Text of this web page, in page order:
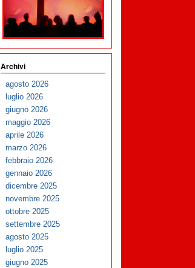
Archivi
agosto 2026
luglio 2026
giugno 2026
maggio 2026
aprile 2026
marzo 2026
febbraio 2026
gennaio 2026
dicembre 2025
novembre 2025
ottobre 2025
settembre 2025
agosto 2025
luglio 2025
giugno 2025